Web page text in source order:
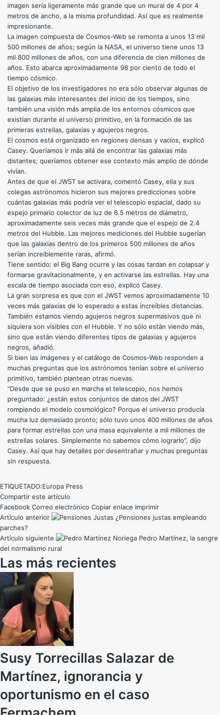
imagen sería ligeramente más grande que un mural de 4 por 4
metros de ancho, a la misma profundidad. Así que es realmente
impresionante.
La imagen compuesta de Cosmos-Web se remonta a unos 13 mil
500 millones de años; según la NASA, el universo tiene unos 13
mil 800 millones de años, con una diferencia de cien millones de
años. Esto abarca aproximadamente 98 por ciento de todo el
tiempo cósmico.
El objetivo de los investigadores no era sólo observar algunas de
las galaxias más interesantes del inicio de los tiempos, sino
también una visión más amplia de los entornos cósmicos que
existían durante el universo primitivo, en la formación de las
primeras estrellas, galaxias y agujeros negros.
El cosmos está organizado en regiones densas y vacíos, explicó
Casey. Queríamos ir más allá de encontrar las galaxias más
distantes; queríamos obtener ese contexto más amplio de dónde
vivían.
Antes de que el JWST se activara, comentó Casey, ella y sus
colegas astrónomos hicieron sus mejores predicciones sobre
cuántas galaxias más podría ver el telescopio espacial, dado su
espejo primario colector de luz de 6.5 metros de diámetro,
aproximadamente seis veces más grande que el espejo de 2.4
metros del Hubble. Las mejores mediciones del Hubble sugerían
que las galaxias dentro de los primeros 500 millones de años
serían increíblemente raras, afirmó.
Tiene sentido: el Big Bang ocurre y las cosas tardan en colapsar y
formarse gravitacionalmente, y en activarse las estrellas. Hay una
escala de tiempo asociada con eso, explicó Casey.
La gran sorpresa es que con el JWST vemos aproximadamente 10
veces más galaxias de lo esperado a estas increíbles distancias.
También estamos viendo agujeros negros supermasivos que ni
siquiera son visibles con el Hubble. Y no sólo están viendo más,
sino que están viendo diferentes tipos de galaxias y agujeros
negros, añadió.
Si bien las imágenes y el catálogo de Cosmos-Web responden a
muchas preguntas que los astrónomos tenían sobre el universo
primitivo, también plantean otras nuevas.
“Desde que se puso en marcha el telescopio, nos hemos
preguntado: ¿están estos conjuntos de datos del JWST
rompiendo el modelo cosmológico? Porque el universo producía
mucha luz demasiado pronto; sólo tuvo unos 400 millones de años
para formar estrellas con una masa equivalente a mil millones de
estrellas solares. Simplemente no sabemos cómo lograrlo”, dijo
Casey. Así que hay detalles por desentrañar y muchas preguntas
sin respuesta.
ETIQUETADO:Europa Press
Compartir este artículo
Facebook Correo electrónico Copiar enlace Imprimir
Artículo anterior
¿Pensiones justas empleando
parches?
Artículo siguiente
Pedro Martínez, la sangre
del normalismo rural
Las más recientes
Susy Torrecillas Salazar de
Martínez, ignorancia y
oportunismo en el caso